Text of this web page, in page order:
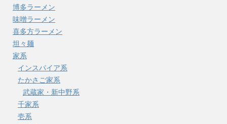
博多ラーメン
味噌ラーメン
喜多方ラーメン
坦々麺
家系
インスパイア系
たかさご家系
武蔵家・新中野系
千家系
壱系